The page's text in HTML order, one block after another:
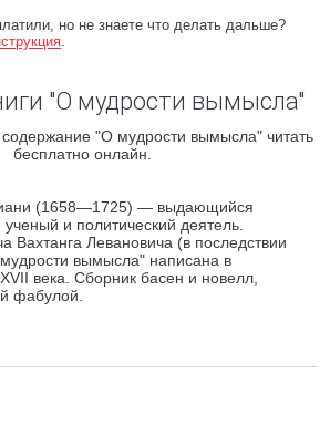
но не знаете что делать дальше?
.
"О мудрости вымысла"
"О мудрости вымысла" читать
бесплатно онлайн.
(1658—1725) — выдающийся
ученый и политический деятель.
Вахтанга Левановича (в последствии
вымысла" написана в
века. Сборник басен и новелл,
фабулой.